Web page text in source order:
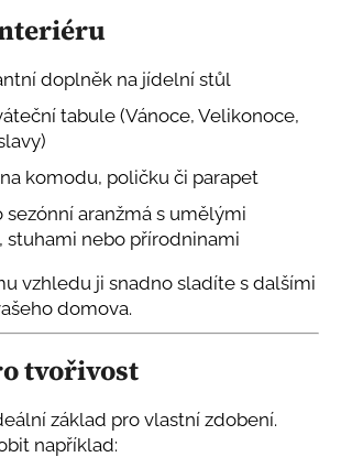
doplněk na jídelní stůl
tabule (Vánoce, Velikonoce,
komodu, poličku či parapet
sezónní aranžmá s umělými
stuhami nebo přírodninami
vzhledu ji snadno sladíte s dalšími
domova.
tvořivost
základ pro vlastní zdobení.
například: